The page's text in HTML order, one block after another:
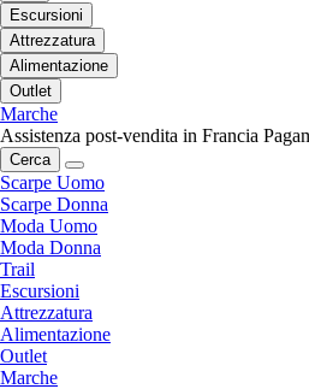
Escursioni
Attrezzatura
Alimentazione
Outlet
Marche
Assistenza post-vendita in Francia
Cerca
Scarpe Uomo
Scarpe Donna
Moda Uomo
Moda Donna
Trail
Escursioni
Attrezzatura
Alimentazione
Outlet
Marche